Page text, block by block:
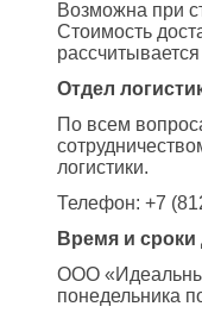
Возможна при
Стоимость
Отдел
По всем
логистики.
Телефон: +7
Время и сроки
ООО
понедельника